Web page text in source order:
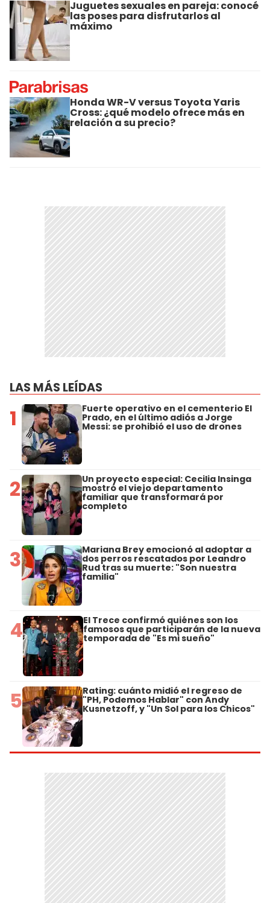
Juguetes sexuales en pareja: conocé
las poses para disfrutarlos al
máximo
Honda WR-V versus Toyota Yaris
Cross: ¿qué modelo ofrece más en
relación a su precio?
LAS MÁS LEÍDAS
1 Fuerte operativo en el cementerio El
Prado, en el último adiós a Jorge
Messi: se prohibió el uso de drones
2 Un proyecto especial: Cecilia Insinga
mostró el viejo departamento
familiar que transformará por
completo
3 Mariana Brey emocionó al adoptar a
dos perros rescatados por Leandro
Rud tras su muerte: "Son nuestra
familia"
4 El Trece confirmó quiénes son los
famosos que participarán de la nueva
temporada de "Es mi sueño"
5 Rating: cuánto midió el regreso de
"PH, Podemos Hablar" con Andy
Kusnetzoff, y "Un Sol para los Chicos"